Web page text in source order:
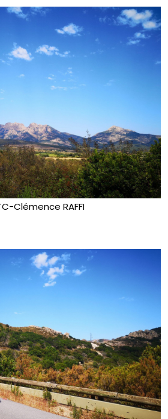
Clémence RAFFI